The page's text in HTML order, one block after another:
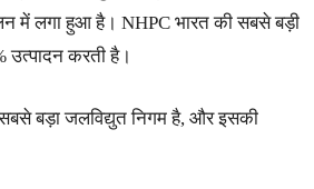
में लगा हुआ है। NHPC भारत की सबसे बड़ी
करती है।
बड़ा जलविद्युत निगम है, और इसकी